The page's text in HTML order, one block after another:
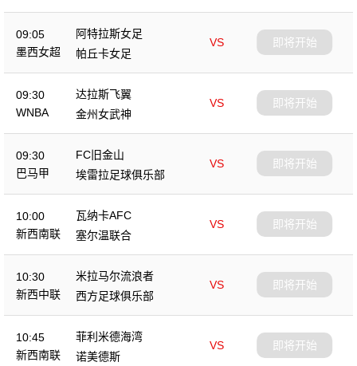
09:05
墨西女超
阿特拉斯女足
VS
帕丘卡女足
即将开始
09:30
WNBA
达拉斯飞翼
VS
金州女武神
即将开始
09:30
巴马甲
FC旧金山
VS
埃雷拉足球俱乐部
即将开始
10:00
新西南联
瓦纳卡AFC
VS
塞尔温联合
即将开始
10:30
新西中联
米拉马尔流浪者
VS
西方足球俱乐部
即将开始
10:45
新西南联
菲利米德海湾
VS
诺美德斯
即将开始